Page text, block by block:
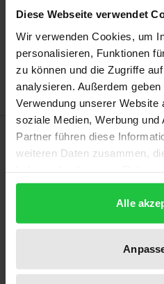
Diese Webseite verwendet
Wir verwenden Cookies, um
personalisieren, Funktionen
zu können und die Zugriffe
analysieren. Außerdem
Verwendung unserer Website
soziale Medien, Werbung
Partner führen diese
weiteren Daten zusammen,
gesammelt haben.
Alle
Add
Add to Wish List
Delivery cost notice
Description
Staatsoberhaupt. Beide
USA darüber hinaus auch
Somit gibt es in beiden